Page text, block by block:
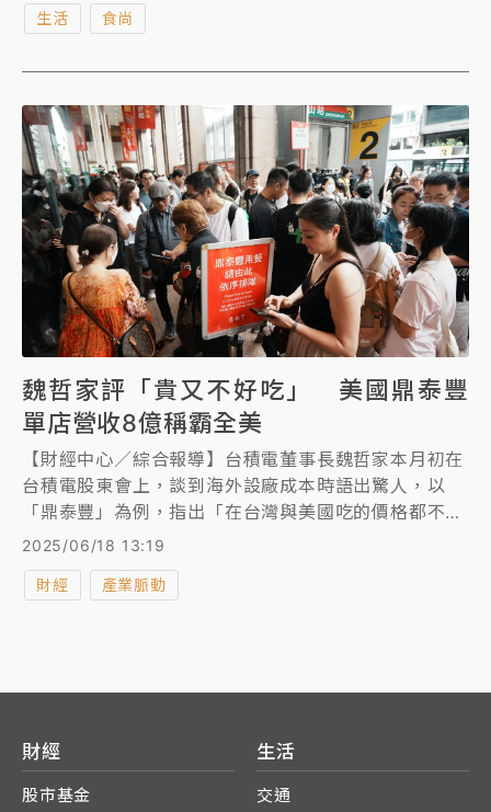
陸市場市場目前不再繼續投資，轉向東南亞等其他國
生活 食尚
魏哲家評「貴又不好吃」 美國鼎泰豐
單店營收8億稱霸全美
【財經中心／綜合報導】台積電董事長魏哲家本月初在
台積電股東會上，談到海外設廠成本時語出驚人，以
「鼎泰豐」為例，指出「在台灣與美國吃的價格都不一
樣，美國貴又不好吃」，比喻美國設廠成本高、挑戰
「鼎泰豐躺著也中槍」、魏哲家幫別人開「法會」。
2025/06/18 13:19
財經 產業脈動
財經
股市基金
生活
交通